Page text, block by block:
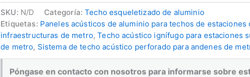
SKU: N/D Categoría:Techo esqueletizado de aluminio
Etiquetas: Paneles acústicos de aluminio para techos de estaciones
infraestructuras de metro,Techo acústico ignífugo para estaciones
de metro, Sistema de techo acústico perforado para andenes de
Póngase en contacto con nosotros para informarse sobre